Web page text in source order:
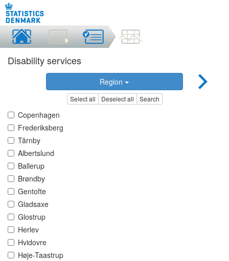
Disability services
Region
Select all Deselect all Search
Copenhagen
Frederiksberg
Tårnby
Albertslund
Ballerup
Brøndby
Gentofte
Gladsaxe
Glostrup
Herlev
Hvidovre
Høje-Taastrup